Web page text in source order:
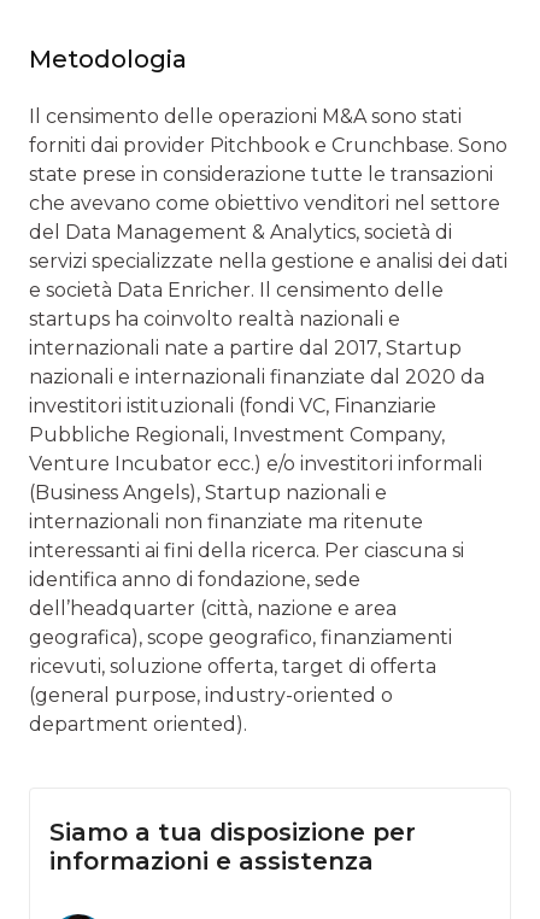
Metodologia
Il censimento delle operazioni M&A sono stati
forniti dai provider Pitchbook e Crunchbase. Sono
state prese in considerazione tutte le transazioni
che avevano come obiettivo venditori nel settore
del Data Management & Analytics, società di
servizi specializzate nella gestione e analisi dei dati
e società Data Enricher. Il censimento delle
startups ha coinvolto realtà nazionali e
internazionali nate a partire dal 2017, Startup
nazionali e internazionali finanziate dal 2020 da
investitori istituzionali (fondi VC, Finanziarie
Pubbliche Regionali, Investment Company,
Venture Incubator ecc.) e/o investitori informali
(Business Angels), Startup nazionali e
internazionali non finanziate ma ritenute
interessanti ai fini della ricerca. Per ciascuna si
identifica anno di fondazione, sede
dell’headquarter (città, nazione e area
geografica), scope geografico, finanziamenti
ricevuti, soluzione offerta, target di offerta
(general purpose, industry-oriented o
department oriented).
Siamo a tua disposizione per
informazioni e assistenza